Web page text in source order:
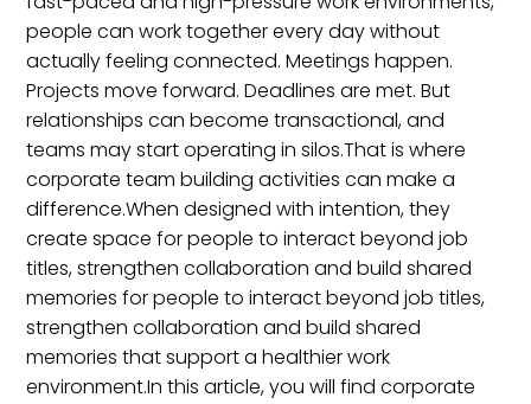
people can work together every day without
actually feeling connected. Meetings happen.
Projects move forward. Deadlines are met. But
relationships can become transactional, and
teams may start operating in silos.That is where
corporate team building activities can make a
difference.When designed with intention, they
create space for people to interact beyond job
titles, strengthen collaboration and build shared
memories for people to interact beyond job titles,
strengthen collaboration and build shared
memories that support a healthier work
environment.In this article, you will find corporate